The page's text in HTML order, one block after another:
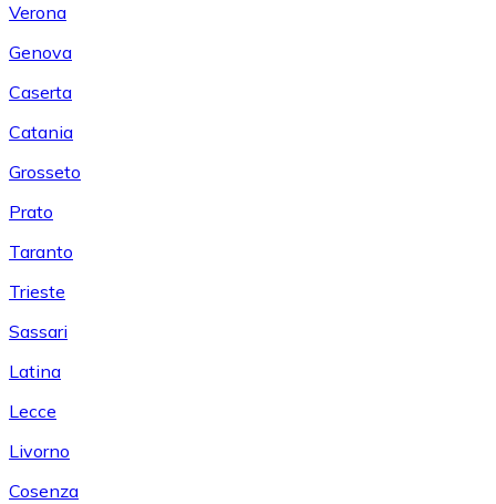
Verona
Genova
Caserta
Catania
Grosseto
Prato
Taranto
Trieste
Sassari
Latina
Lecce
Livorno
Cosenza